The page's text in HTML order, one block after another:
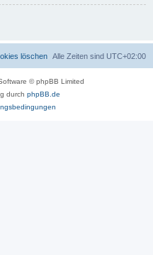
Alle Zeiten sind UTC+02:00
löschen
© phpBB Limited
durch phpBB.de